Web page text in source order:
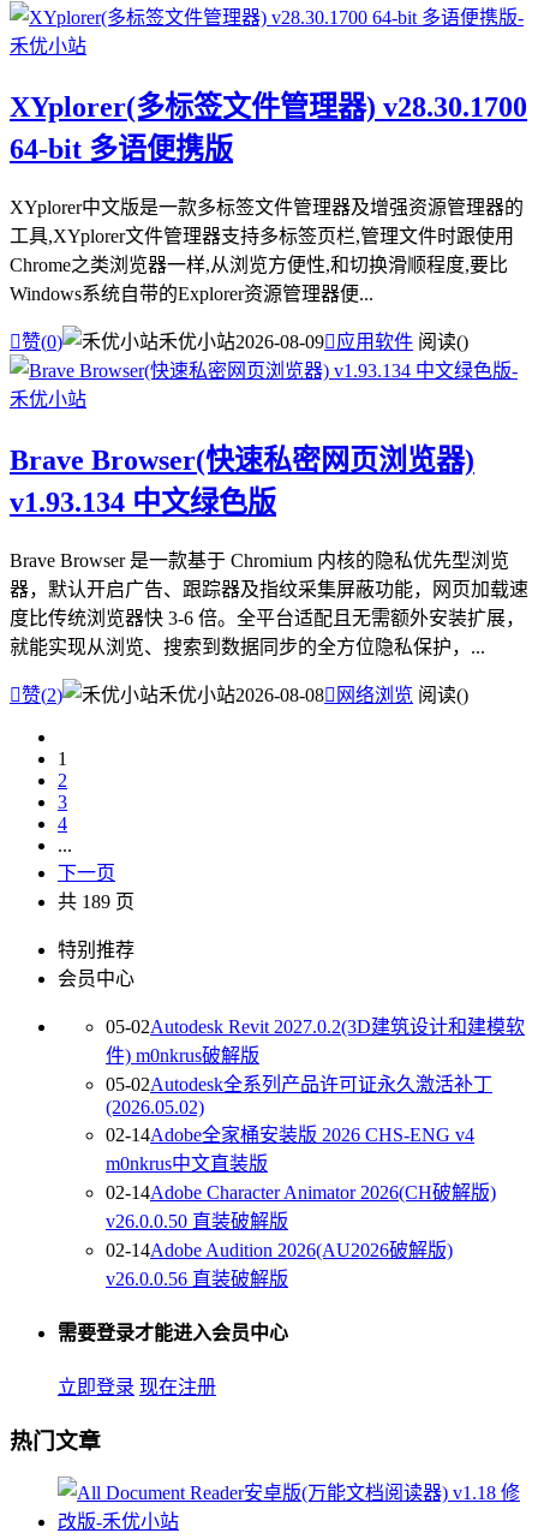
XYplorer(多标签文件管理器) v28.30.1700
64-bit 多语便携版
XYplorer中文版是一款多标签文件管理器及增强资源管理器的
工具,XYplorer文件管理器支持多标签页栏,管理文件时跟使用
Chrome之类浏览器一样,从浏览方便性,和切换滑顺程度,要比
Windows系统自带的Explorer资源管理器便...
赞(0) 禾优小站2026-08-09应用软件 阅读()
Brave Browser(快速私密网页浏览器)
v1.93.134 中文绿色版
Brave Browser 是一款基于 Chromium 内核的隐私优先型浏览
器，默认开启广告、跟踪器及指纹采集屏蔽功能，网页加载速
度比传统浏览器快 3-6 倍。全平台适配且无需额外安装扩展，
就能实现从浏览、搜索到数据同步的全方位隐私保护，...
赞(2) 禾优小站2026-08-08 网络浏览 阅读()
1
2
3
4
...
下一页
共 189 页
特别推荐
会员中心
05-02Autodesk Revit 2027.0.2(3D建筑设计和建模软
件) m0nkrus破解版
05-02Autodesk全系列产品许可证永久激活补丁
(2026.05.02)
02-14Adobe全家桶安装版 2026 CHS-ENG v4
m0nkrus中文直装版
02-14Adobe Character Animator 2026(CH破解版)
v26.0.0.50 直装破解版
02-14Adobe Audition 2026(AU2026破解版)
v26.0.0.56 直装破解版
需要登录才能进入会员中心
立即登录 现在注册
热门文章